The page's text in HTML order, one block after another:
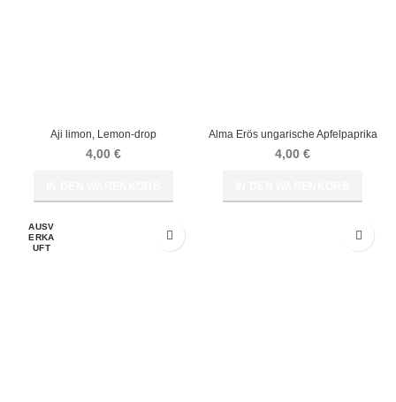
Aji limon, Lemon-drop
4,00 €
Alma Erös ungarische Apfelpaprika
4,00 €
AUSV
ERKA
UFT